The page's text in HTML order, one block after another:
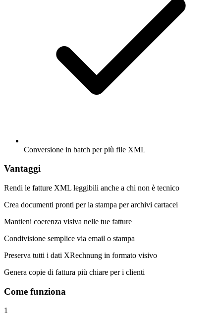
Conversione in batch per più file XML
Vantaggi
Rendi le fatture XML leggibili anche a chi non è tecnico
Crea documenti pronti per la stampa per archivi cartacei
Mantieni coerenza visiva nelle tue fatture
Condivisione semplice via email o stampa
Preserva tutti i dati XRechnung in formato visivo
Genera copie di fattura più chiare per i clienti
Come funziona
1